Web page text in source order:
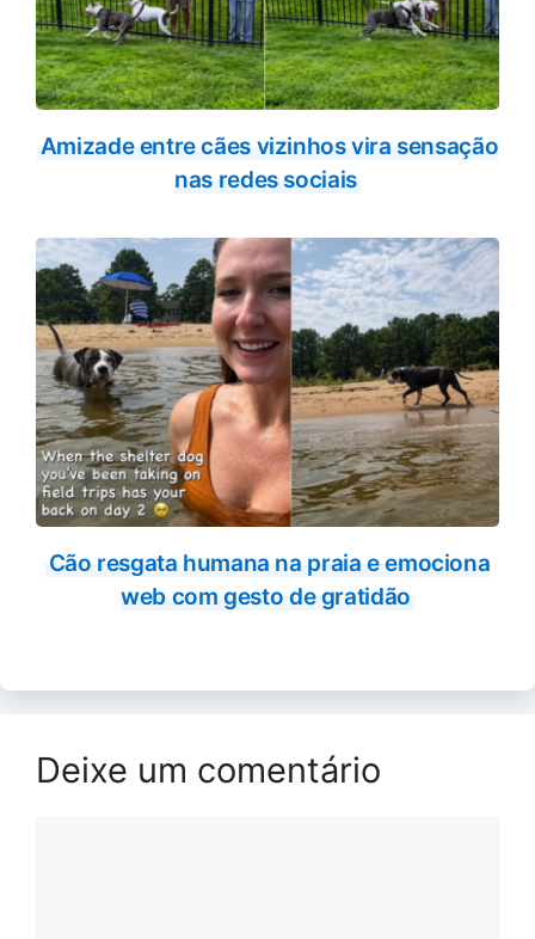
Amizade entre cães vizinhos vira sensação
nas redes sociais
Cão resgata humana na praia e emociona
web com gesto de gratidão
Deixe um comentário